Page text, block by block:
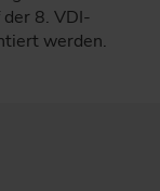
8. VDI-
werden.